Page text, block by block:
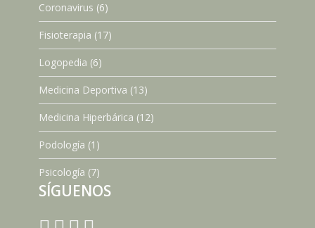
Coronavirus (6)
Fisioterapia (17)
Logopedia (6)
Medicina Deportiva (13)
Medicina Hiperbárica (12)
Podología (1)
Psicología (7)
SÍGUENOS